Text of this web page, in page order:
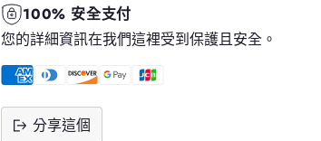
100% 安全支付
您的詳細資訊在我們這裡受到保護且安全。
分享這個